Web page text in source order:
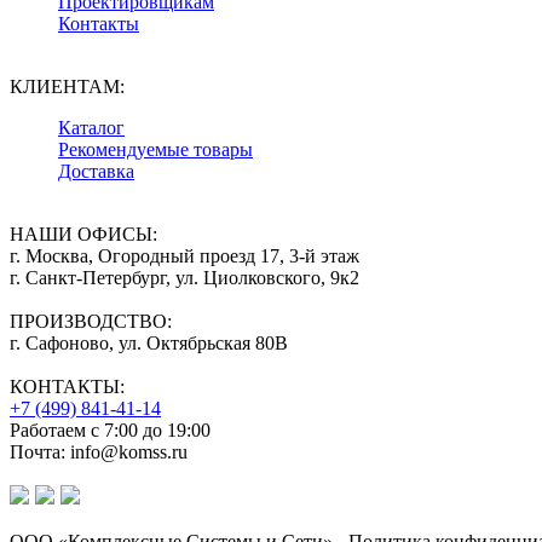
Контакты
КЛИЕНТАМ:
Каталог
Рекомендуемые товары
Доставка
НАШИ ОФИСЫ:
г. Москва, Огородный проезд 17, 3-й этаж
г. Санкт-Петербург, ул. Циолковского, 9к2
ПРОИЗВОДСТВО:
г. Сафоново, ул. Октябрьская 80В
КОНТАКТЫ:
+7 (499) 841-41-14
Работаем с 7:00 до 19:00
Почта: info@komss.ru